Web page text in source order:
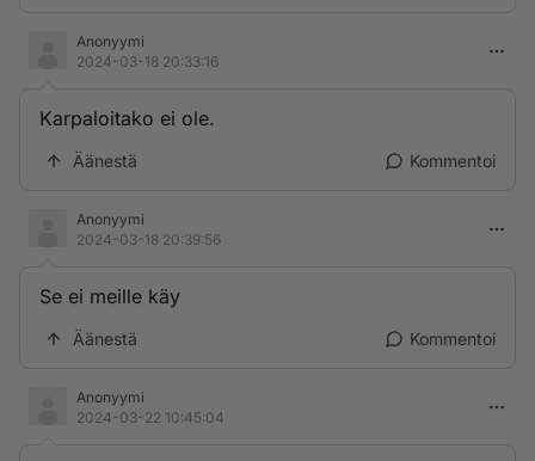
Anonyymi
2024-03-18 20:33:16
Karpaloitako ei ole.
Äänestä Kommentoi
Anonyymi
2024-03-18 20:39:56
Se ei meille käy
Äänestä Kommentoi
Anonyymi
2024-03-22 10:45:04